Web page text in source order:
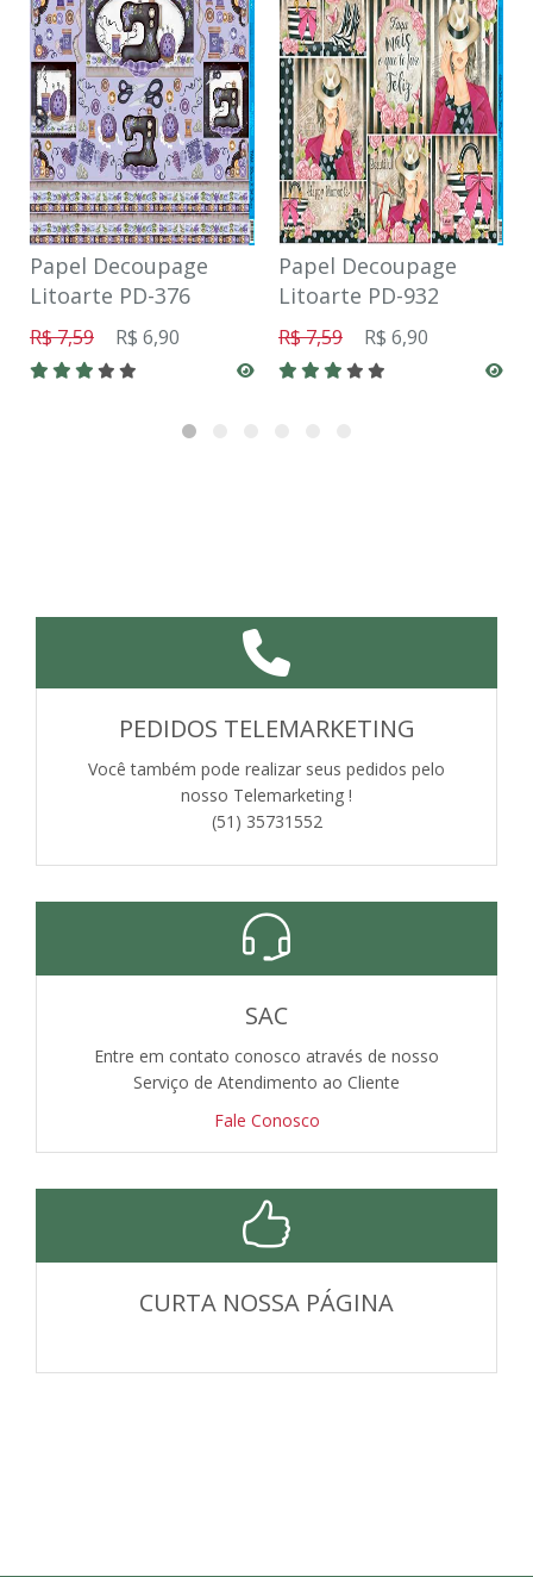
Papel Decoupage
Litoarte PD-376
R$ 7,59 R$ 6,90
Papel Decoupage
Litoarte PD-932
R$ 7,59 R$ 6,90
PEDIDOS TELEMARKETING
Você também pode realizar seus pedidos pelo
nosso Telemarketing !
(51) 35731552
SAC
Entre em contato conosco através de nosso
Serviço de Atendimento ao Cliente
Fale Conosco
CURTA NOSSA PÁGINA